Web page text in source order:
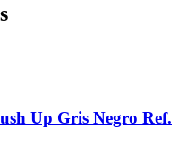
Up Gris Negro Ref.